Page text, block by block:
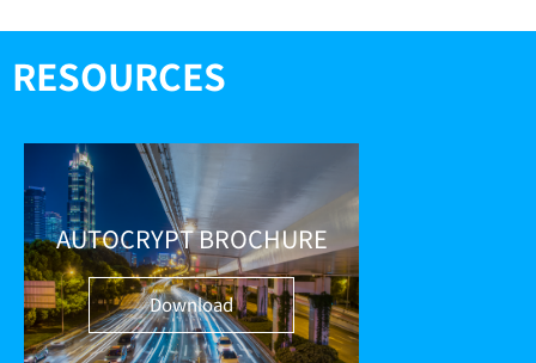
RESOURCES
AUTOCRYPT BROCHURE
Download